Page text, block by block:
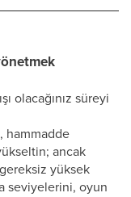
olacağınız süreyi
hammadde
ancak
yüksek
seviyelerini, oyun